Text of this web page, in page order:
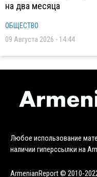
на два месяца
ОБЩЕСТВО
09 Августа 2026 - 14:44
Любое использование
наличии гиперссылки на
ArmenianReport © 2010-